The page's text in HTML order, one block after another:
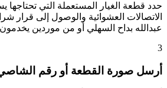
حدد قطعة الغيار المستعملة التي تحتاجها
الاتصالات العشوائية والوصول إلى
عبدالله بداح السهلي أو من موردين
3
أرسل صورة القطعة أو رقم